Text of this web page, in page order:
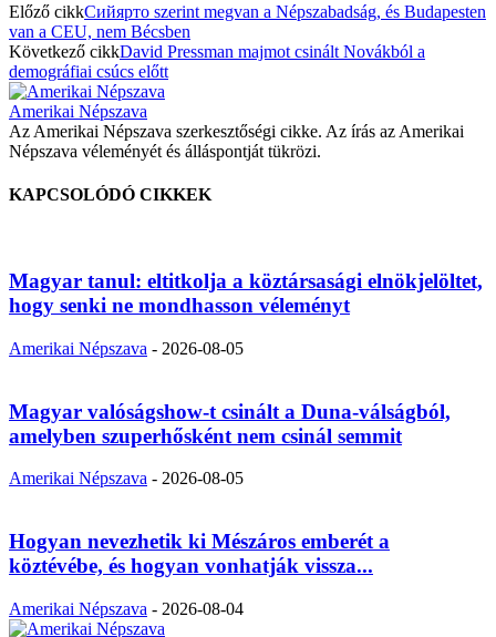
Előző cikkСийярто szerint megvan a Népszabadság, és Budapesten
van a CEU, nem Bécsben
Következő cikkDavid Pressman majmot csinált Novákból a
demográfiai csúcs előtt
Amerikai Népszava
Az Amerikai Népszava szerkesztőségi cikke. Az írás az Amerikai
Népszava véleményét és álláspontját tükrözi.
KAPCSOLÓDÓ CIKKEK
Magyar tanul: eltitkolja a köztársasági elnökjelöltet,
hogy senki ne mondhasson véleményt
Amerikai Népszava - 2026-08-05
Magyar valóságshow-t csinált a Duna-válságból,
amelyben szuperhősként nem csinál semmit
Amerikai Népszava - 2026-08-05
Hogyan nevezhetik ki Mészáros emberét a
köztévébe, és hogyan vonhatják vissza...
Amerikai Népszava - 2026-08-04